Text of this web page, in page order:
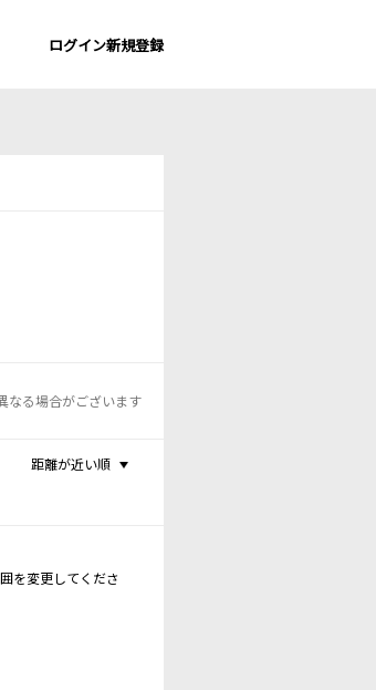
ログイン新規登録
なる場合がございます
距離が近い順
を変更してくださ